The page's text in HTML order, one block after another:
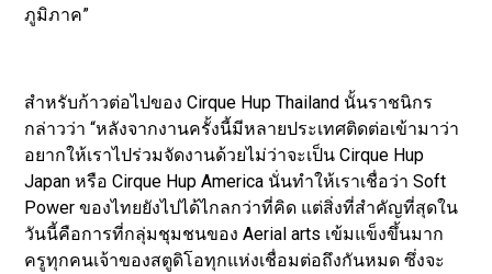
ภูมิภาค”
สำหรับก้าวต่อไปของ Cirque Hup Thailand นั้นราชนิกร
กล่าวว่า “หลังจากงานครั้งนี้มีหลายประเทศติดต่อเข้ามาว่า
อยากให้เราไปร่วมจัดงานด้วยไม่ว่าจะเป็น Cirque Hup
Japan หรือ Cirque Hup America นั่นทำให้เราเชื่อว่า Soft
Power ของไทยยังไปได้ไกลกว่าที่คิด แต่สิ่งที่สำคัญที่สุดใน
วันนี้คือการที่กลุ่มชุมชนของ Aerial arts เข้มแข็งขึ้นมาก
ครูทุกคนเจ้าของสตูดิโอทุกแห่งเชื่อมต่อถึงกันหมด ซึ่งจะ